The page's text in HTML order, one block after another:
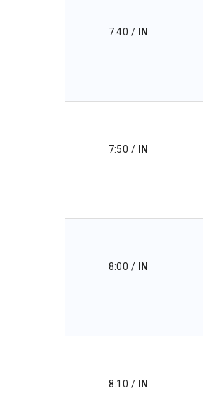
7:40 / IN
7:50 / IN
8:00 / IN
8:10 / IN